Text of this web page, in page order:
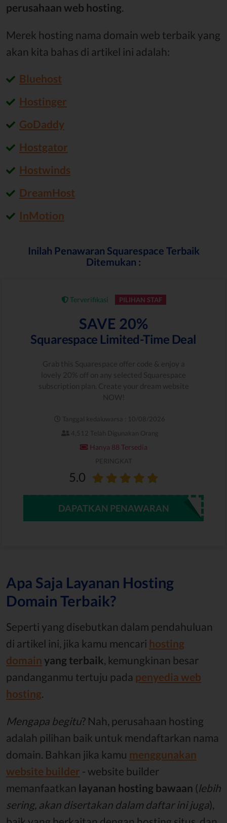
perusahaan web hosting
Merek hosting nama domain web terbaik yang
akan kita bahas di artikel ini adalah:
Bluehost
Hostinger
GoDaddy
Hostgator
Hostwinds
DreamHost
InMotion
Inilah Penawaran Squarespace Terbaik
Ditemukan :
Terverifikasi PILIHAN STAF
SAVE 20%
Squarespace Limited-Time Deal
Grab this Squarespace offer code & enjoy a
lovely 20% off on any selected Squarespace
subscription plan. Create your dream website
NOW!
Tanggal kedaluwarsa : 10/08/2026
4,512 Telah Digunakan Orang
Hanya 88 Tersedia
PERINGKAT
5.0
DAPATKAN PENAWARAN
Apa Saja Layanan Hosting
Domain Terbaik?
Seperti yang disebutkan dalam pendahuluan
di artikel ini, jika kamu mencari hosting
domain yang terbaik, kemungkinan besar
pandanganmu tertuju pada penyedia web
hosting.
Mengapa begitu? Nah, perusahaan hosting
adalah pilihan baik untuk mendaftarkan nama
domain. Bahkan jika kamu menggunakan
website builder - website builder
memanfaatkan layanan hosting bawaan (lebih
sering, akan disertakan dalam daftar ini juga),